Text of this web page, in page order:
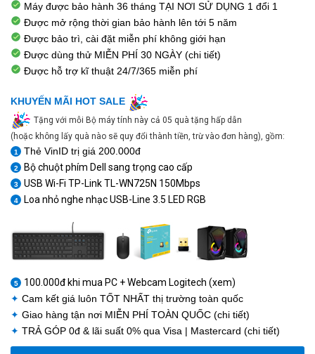
Máy được bảo hành 36 tháng TẠI NƠI SỬ DỤNG 1 đổi 1
Được mở rộng thời gian bảo hành lên tới 5 năm
Được bảo trì, cài đặt miễn phí không giới hạn
Được dùng thử MIỄN PHÍ 30 NGÀY (chi tiết)
Được hỗ trợ kĩ thuật 24/7/365 miễn phí
KHUYẾN MÃI HOT SALE
Tặng với mỗi Bộ máy tính này cả 05 quà tặng hấp dẫn
(hoặc không lấy quà nào sẽ quy đổi thành tiền, trừ vào đơn hàng), gồm:
1 Thẻ VinID trị giá 200.000đ
2 Bộ chuột phím Dell sang trọng cao cấp
3 USB Wi-Fi TP-Link TL-WN725N 150Mbps
4 Loa nhỏ nghe nhạc USB-Line 3.5 LED RGB
5
100.000đ khi mua PC + Webcam Logitech (xem)
✦ Cam kết giá luôn TỐT NHẤT thị trường toàn quốc
✦ Giao hàng tận nơi MIỄN PHÍ TOÀN QUỐC (chi tiết)
✦ TRẢ GÓP 0đ & lãi suất 0% qua Visa | Mastercard (chi tiết)